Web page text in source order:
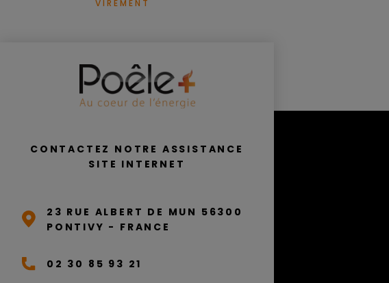
VIREMENT
CONTACTEZ NOTRE ASSISTANCE
SITE INTERNET
23 RUE ALBERT DE MUN 56300
PONTIVY - FRANCE
02 30 85 93 21